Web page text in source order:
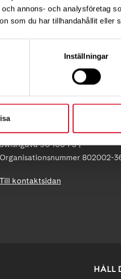
annons- och analysföretag
som du har tillhandahållit
Inställningar
Besöksadress:
Ågatan 12 C, 172 62 Sundbyberg
Telefon:08-677 70 10
info@neuro.se
PG 90 10 07-5 | BG 901-0075 |
Swishgåva 90 100 75 |
Organisationsnummer 802002-
Till kontaktsidan
HÅLL